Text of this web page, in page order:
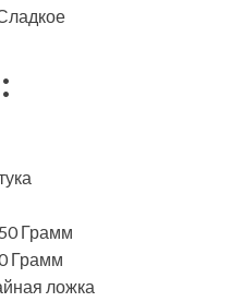
Грамм
Грамм
ложка